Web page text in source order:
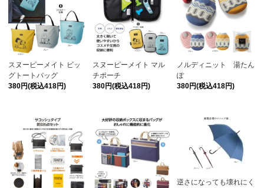
スヌーピーメイト ビッ
グトートバッグ
380円(税込418円)
スヌーピーメイト マル
チポーチ
380円(税込418円)
ノルディニット 湯たん
ぽ
380円(税込418円)
逆さになっても壊れにく